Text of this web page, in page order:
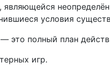
условия
это полный план
игр.